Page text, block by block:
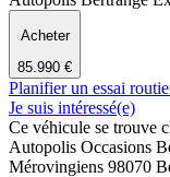
Acheter
85.990 €
Planifier un essai
Je suis intéressé(e)
Ce véhicule se trouve
Autopolis Occasions
Mérovingiens 98070